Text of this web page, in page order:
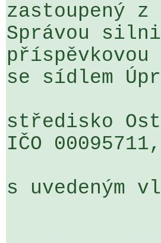
zastoupený
Správou
se sídlem
středisko
IČO 00095711,
s uvedeným